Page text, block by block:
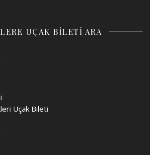
UÇAK BİLETİ ARA
Uçak Bileti